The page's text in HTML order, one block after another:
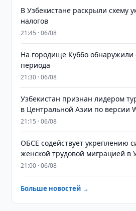
В Узбекистане раскрыли схему
налогов
21:45 · 06/08
На городище Куббо обнаружили
периода
21:30 · 06/08
Узбекистан признан лидером
в Центральной Азии по версии
21:15 · 06/08
ОБСЕ содействует укреплению
женской трудовой миграцией в
21:00 · 06/08
Больше новостей →